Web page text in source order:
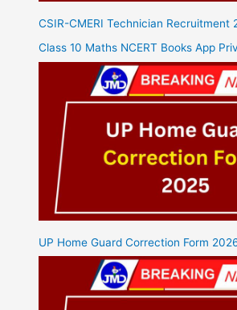
CSIR-CMERI Technician Recruitment
Class 10 Maths NCERT Books App
UP Home Guard Correction Form